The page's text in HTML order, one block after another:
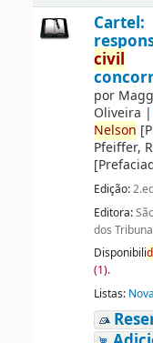
Cartel:
civil
por
Oliveira |
Nelson
Pfeiffer,
Edição:
Editora:
dos
Disponibili
(1).
Listas: